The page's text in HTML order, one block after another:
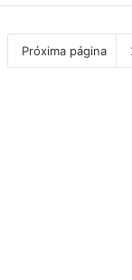
Próxima página